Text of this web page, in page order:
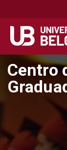
contenido
Centro